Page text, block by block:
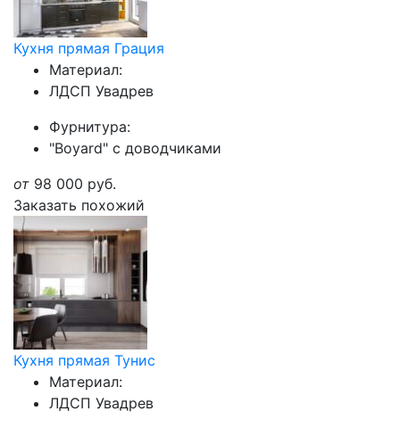
Кухня прямая Грация
Материал:
ЛДСП Увадрев
Фурнитура:
"Boyard" с доводчиками
от 98 000 руб.
Заказать похожий
Кухня прямая Тунис
Материал:
ЛДСП Увадрев